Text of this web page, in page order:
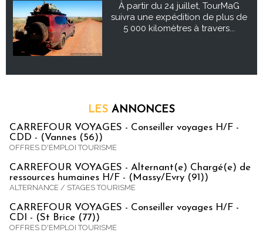
À partir du 24 juillet, TourMaG
suivra une expédition de plus de
5 000 kilomètres à travers...
LES ANNONCES
CARREFOUR VOYAGES - Conseiller voyages H/F -
CDD - (Vannes (56))
OFFRES D'EMPLOI TOURISME
CARREFOUR VOYAGES - Alternant(e) Chargé(e) de
ressources humaines H/F - (Massy/Evry (91))
ALTERNANCE / STAGES TOURISME
CARREFOUR VOYAGES - Conseiller voyages H/F -
CDI - (St Brice (77))
OFFRES D'EMPLOI TOURISME